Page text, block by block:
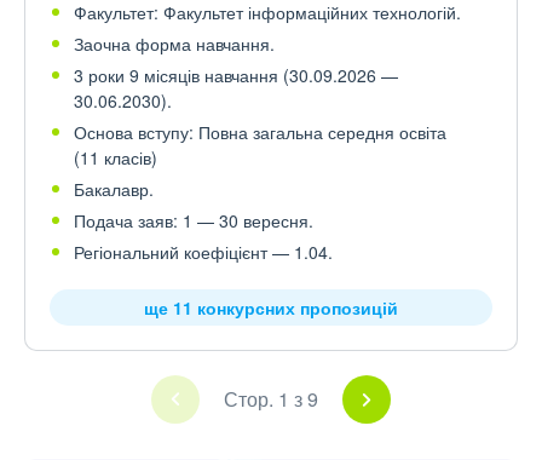
Факультет: Факультет інформаційних технологій.
Заочна форма навчання.
3 роки 9 місяців навчання (30.09.2026 —
30.06.2030).
Основа вступу: Повна загальна середня освіта
(11 класів)
Бакалавр.
Подача заяв: 1 — 30 вересня.
Регіональний коефіцієнт — 1.04.
ще 11 конкурсних пропозицій
Стор. 1 з 9